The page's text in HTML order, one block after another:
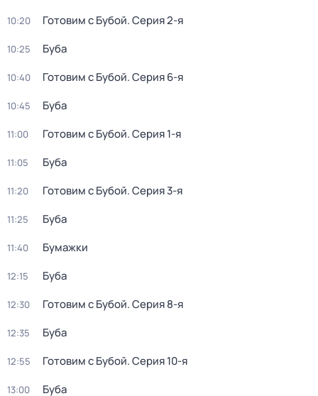
10:20 Готовим с Бубой. Серия 2-я
10:25 Буба
10:40 Готовим с Бубой. Серия 6-я
10:45 Буба
11:00 Готовим с Бубой. Серия 1-я
11:05 Буба
11:20 Готовим с Бубой. Серия 3-я
11:25 Буба
11:40 Бумажки
12:15 Буба
12:30 Готовим с Бубой. Серия 8-я
12:35 Буба
12:55 Готовим с Бубой. Серия 10-я
13:00 Буба